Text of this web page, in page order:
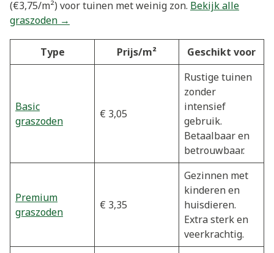
(€3,75/m²) voor tuinen met weinig zon. Bekijk alle
graszoden →
Type Prijs/m² Geschikt voor
Basic
graszoden
€ 3,05
Rustige tuinen
zonder
intensief
gebruik.
Betaalbaar en
betrouwbaar.
Premium
graszoden
€ 3,35
Gezinnen met
kinderen en
huisdieren.
Extra sterk en
veerkrachtig.